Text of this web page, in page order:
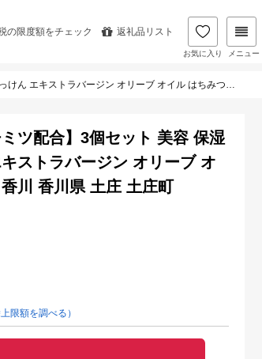
の限度額をチェック 返礼品リスト
お気に入り メニュー
イル はちみつ 蜂蜜 ハチミツ 黒ゴマ 黒胡麻 香川 香川県 土庄 土庄町
ツ配合】3個セット 美容 保湿
ストラバージン オリーブ オ
川 香川県 土庄 土庄町
上限額を調べる）